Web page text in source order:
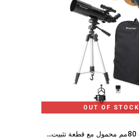
OUT OF STOCK
ترافل سكوب 80مم محمول مع قطعة تثبيت الهاتف